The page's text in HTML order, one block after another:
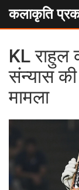
कलाकृति
KL राहुल
संन्यास
मामला